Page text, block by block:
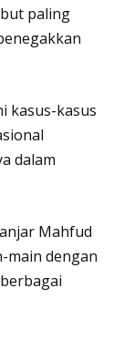
paling
kasus-kasus
dalam
Mahfud
main dengan